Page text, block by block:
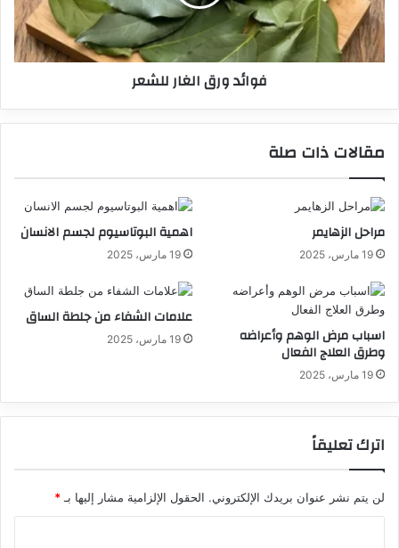
فوائد ورق الغار للشعر
مقالات ذات صلة
مراحل الزهايمر
19 مارس، 2025
اهمية البوتاسيوم لجسم الانسان
19 مارس، 2025
اسباب مرض الوهم وأعراضه
وطرق العلاج الفعال
19 مارس، 2025
علامات الشفاء من جلطة الساق
19 مارس، 2025
اترك تعليقاً
لن يتم نشر عنوان بريدك الإلكتروني. الحقول الإلزامية مشار إليها بـ*